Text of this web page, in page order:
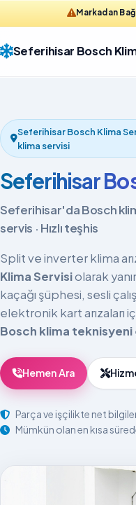
Markadan
Seferihisar Bosch
Seferihisar Bosch Klima
klima servisi
Seferihisar
Seferihisar'da Bosch
servis · Hızlı teşhis
Split ve inverter klima
Klima Servisiolarak
kaçağı şüphesi, sesli
elektronik kart arızaları
Bosch klima teknisyeni
Hemen Ara
Parça ve işçilikte net
Mümkün olan en kısa